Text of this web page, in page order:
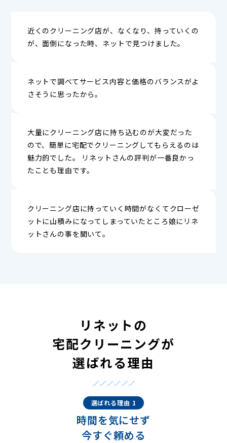
近くのクリーニング店が、なくなり、持っていくの
が、面倒になった時、ネットで見つけました。
ネットで調べてサービス内容と価格のバランスがよ
さそうに思ったから。
大量にクリーニング店に持ち込むのが大変だった
ので、簡単に宅配でクリーニングしてもらえるのは
魅力的でした。 リネットさんの評判が一番良かっ
たことも理由です。
クリーニング店に持っていく時間がなくてクローゼ
ットに山積みになってしまっていたところ娘にリネ
ットさんの事を聞いて。
リネットの
宅配クリーニングが
選ばれる理由
選ばれる理由 1
時間を気にせず
今すぐ頼める